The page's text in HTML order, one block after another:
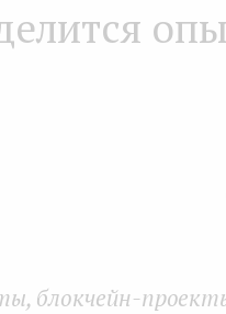
блокчейн-